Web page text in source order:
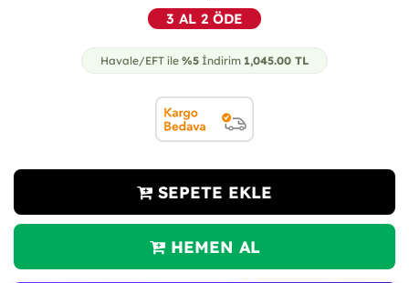
3 AL 2 ÖDE
Havale/EFT ile %5 İndirim 1,045.00 TL
SEPETE EKLE
HEMEN AL